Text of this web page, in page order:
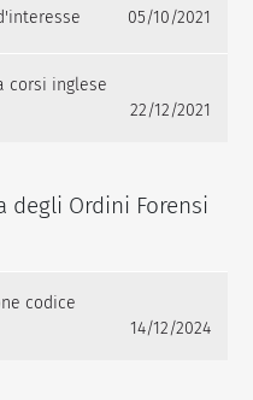
05/10/2021
corsi inglese
22/12/2021
degli Ordini Forensi
codice
14/12/2024